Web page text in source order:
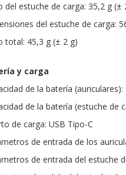
del estuche de carga: 35,2 g (±
del estuche de carga:
total: 45,3 g (± 2 g)
y carga
de la batería (auriculares):
de la batería (estuche de
de carga: USB Tipo-C
de entrada de los
de entrada del estuche